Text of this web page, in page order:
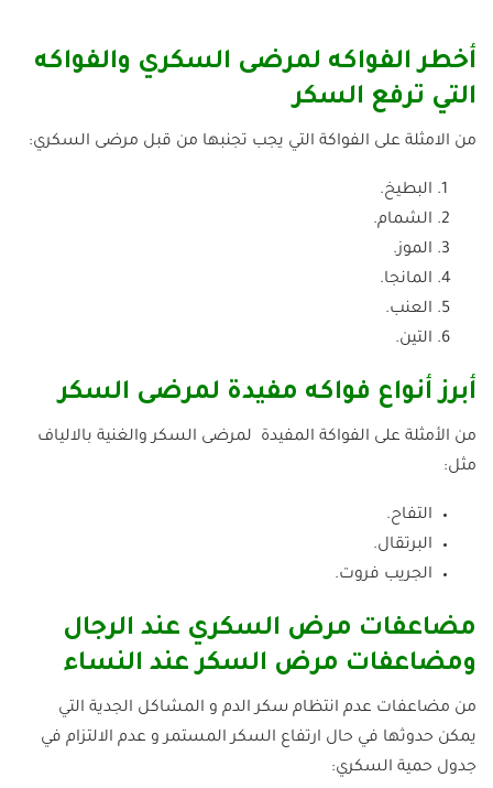
أخطر الفواكه لمرضى السكري والفواكه
التي ترفع السكر
من الامثلة على الفواكة التي يجب تجنبها من قبل مرضى السكري:
البطيخ.
الشمام.
الموز.
المانجا.
العنب.
التين.
أبرز أنواع فواكه مفيدة لمرضى السكر
من الأمثلة على الفواكة المفيدة لمرضى السكر والغنية بالالياف
مثل:
التفاح.
البرتقال.
الجريب فروت.
مضاعفات مرض السكري عند الرجال
ومضاعفات مرض السكر عند النساء
من مضاعفات عدم انتظام سكر الدم و المشاكل الجدية التي
يمكن حدوثها في حال ارتفاع السكر المستمر و عدم الالتزام في
جدول حمية السكري: